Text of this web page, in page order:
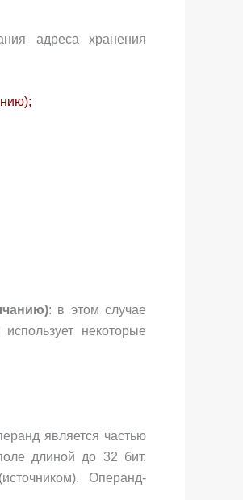
адреса хранения
: в этом случае
некоторые
является частью
длиной до 32 бит.
Операнд-